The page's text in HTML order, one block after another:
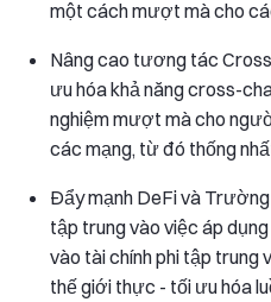
một cách mượt mà cho
Nâng cao tương tác
ưu hóa khả năng cross-
nghiệm mượt mà cho
các mạng, từ đó thống
Đẩy mạnh DeFi và
tập trung vào việc áp
vào tài chính phi tập
thế giới thực - tối ưu hóa